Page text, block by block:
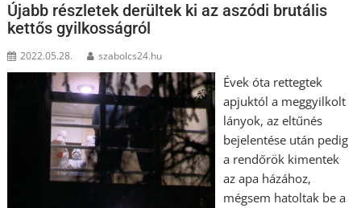
Újabb részletek derültek ki az aszódi brutális
kettős gyilkosságról
2022.05.28. szabolcs24.hu
Évek óta rettegtek
apjuktól a meggyilkolt
lányok, az eltűnés
bejelentése után pedig
a rendőrök kimentek
az apa házához,
mégsem hatoltak be a